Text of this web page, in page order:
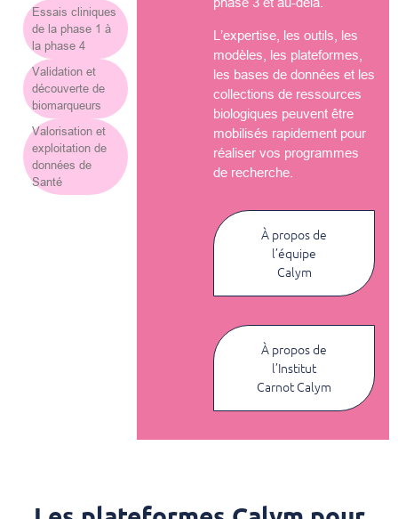
Essais cliniques
de la phase 1 à
la phase 4
Validation et
découverte de
biomarqueurs
Valorisation et
exploitation de
données de
Santé
L’expertise, les outils, les
modèles, les plateformes,
les bases de données et les
collections de ressources
biologiques peuvent être
mobilisés rapidement pour
réaliser vos programmes
de recherche.
À propos de
l’équipe
Calym
À propos de
l’Institut
Carnot Calym